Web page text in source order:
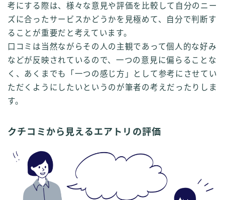
考にする際は、様々な意見や評価を比較して自分のニー
ズに合ったサービスかどうかを見極めて、自分で判断す
ることが重要だと考えています。
口コミは当然ながらその人の主観であって個人的な好み
などが反映されているので、一つの意見に偏らることな
く、あくまでも「一つの感じ方」として参考にさせてい
ただくようにしたいというのが筆者の考えだったりしま
す。
クチコミから見えるエアトリの評価